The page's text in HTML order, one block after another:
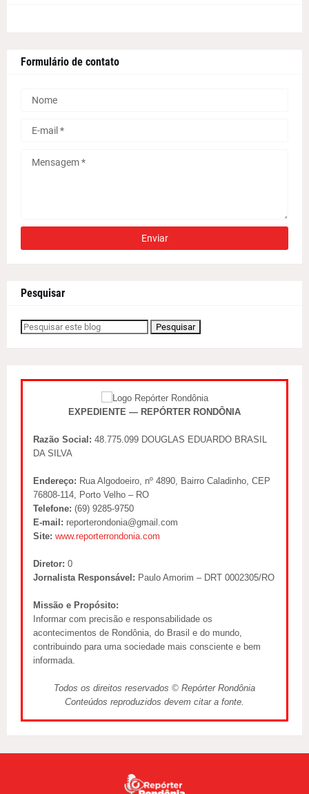
Formulário de contato
Pesquisar
EXPEDIENTE — REPÓRTER RONDÔNIA
Razão Social: 48.775.099 DOUGLAS EDUARDO BRASIL
DA SILVA
Endereço: Rua Algodoeiro, nº 4890, Bairro Caladinho, CEP
76808-114, Porto Velho – RO
Telefone: (69) 9285-9750
E-mail: reporterondonia@gmail.com
Site: www.reporterrondonia.com
Diretor: 0
Jornalista Responsável: Paulo Amorim – DRT 0002305/RO
Missão e Propósito:
Informar com precisão e responsabilidade os
acontecimentos de Rondônia, do Brasil e do mundo,
contribuindo para uma sociedade mais consciente e bem
informada.
Todos os direitos reservados © Repórter Rondônia
Conteúdos reproduzidos devem citar a fonte.